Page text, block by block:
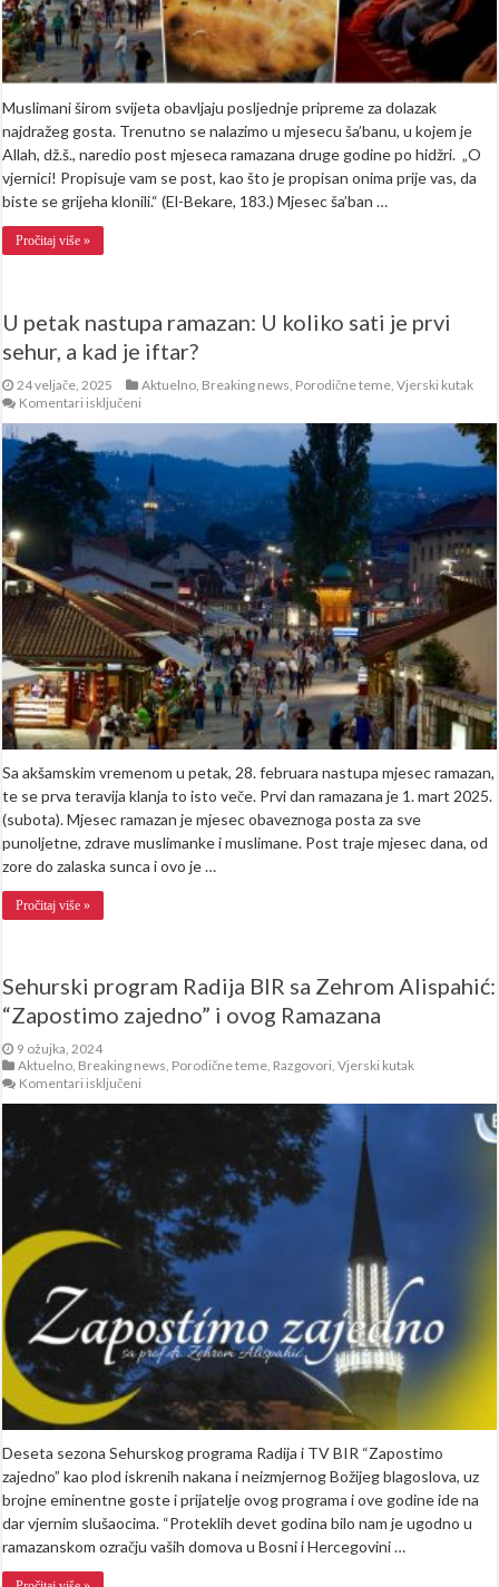
Muslimani širom svijeta obavljaju posljednje pripreme za dolazak
najdražeg gosta. Trenutno se nalazimo u mjesecu ša’banu, u kojem je
Allah, dž.š., naredio post mjeseca ramazana druge godine po hidžri. „O
vjernici! Propisuje vam se post, kao što je propisan onima prije vas, da
biste se grijeha klonili.“ (El-Bekare, 183.) Mjesec ša’ban …
Pročitaj više »
U petak nastupa ramazan: U koliko sati je prvi
sehur, a kad je iftar?
24 veljače, 2025 Aktuelno Breaking news Porodične teme ,Vjerski kutak
Komentari isključeni
petak
nastupa
ramazan:
U
koliko
sati
je
sehur,
a
kad
je
iftar?
Sa akšamskim vremenom u petak, 28. februara nastupa mjesec ramazan,
te se prva teravija klanja to isto veče. Prvi dan ramazana je 1. mart 2025.
(subota). Mjesec ramazan je mjesec obaveznoga posta za sve
punoljetne, zdrave muslimanke i muslimane. Post traje mjesec dana, od
zore do zalaska sunca i ovo je …
Pročitaj više »
Sehurski program Radija BIR sa Zehrom Alispahić:
“Zapostimo zajedno” i ovog Ramazana
9 ožujka, 2024
Aktuelno Breaking news Porodične teme Razgovori ,Vjerski kutak
Komentari isključeni
Zehrom
“Zapostimo
zajedno”
i
ovog
Ramazana
Deseta sezona Sehurskog programa Radija i TV BIR “Zapostimo
zajedno” kao plod iskrenih nakana i neizmjernog Božijeg blagoslova, uz
brojne eminentne goste i prijatelje ovog programa i ove godine ide na
dar vjernim slušaocima. “Proteklih devet godina bilo nam je ugodno u
ramazanskom ozračju vaših domova u Bosni i Hercegovini …